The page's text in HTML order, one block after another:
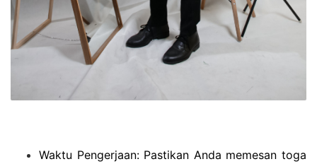
Waktu Pengerjaan: Pastikan Anda memesan toga